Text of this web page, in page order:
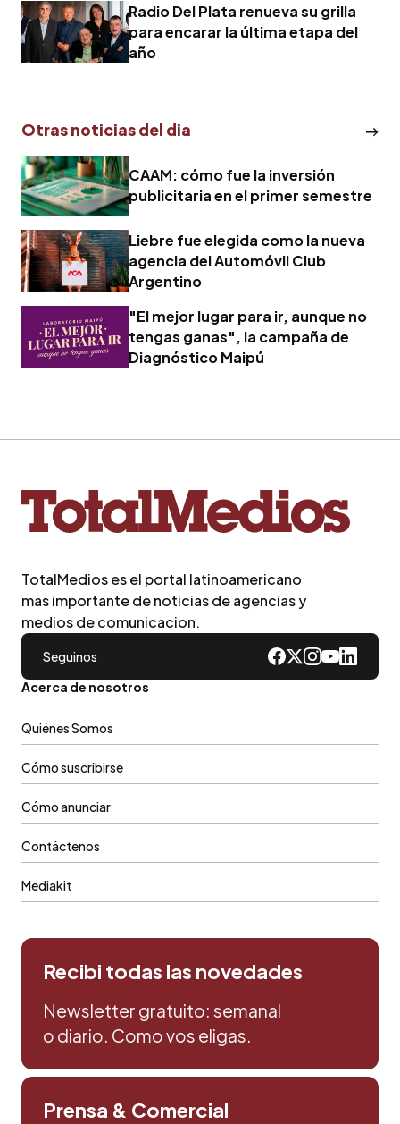
Radio Del Plata renueva su grilla
para encarar la última etapa del
año
Otras noticias del dia
CAAM: cómo fue la inversión
publicitaria en el primer semestre
Liebre fue elegida como la nueva
agencia del Automóvil Club
Argentino
"El mejor lugar para ir, aunque no
tengas ganas", la campaña de
Diagnóstico Maipú
TotalMedios es el portal latinoamericano
mas importante de noticias de agencias y
medios de comunicacion.
Seguinos
Acerca de nosotros
Quiénes Somos
Cómo suscribirse
Cómo anunciar
Contáctenos
Mediakit
Recibi todas las novedades
Newsletter gratuito: semanal
o diario. Como vos eligas.
Prensa & Comercial